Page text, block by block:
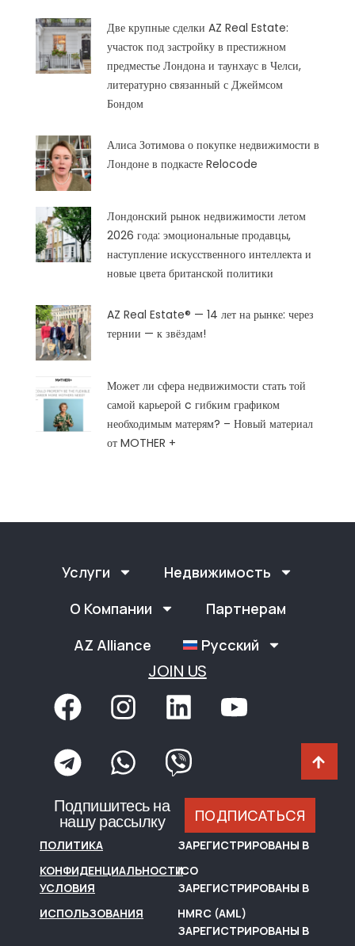
Две крупные сделки AZ Real Estate:
участок под застройку в престижном
предместье Лондона и таунхаус в Челси,
литературно связанный с Джеймсом
Бондом
Алиса Зотимова о покупке недвижимости в
Лондоне в подкасте Relocode
Лондонский рынок недвижимости летом
2026 года: эмоциональные продавцы,
наступление искусственного интеллекта и
новые цвета британской политики
AZ Real Estate® — 14 лет на рынке: через
тернии — к звёздам!
Может ли сфера недвижимости стать той
самой карьерой c гибким графиком
необходимым матерям? – Новый материал
от MOTHER +
Услуги
Недвижимость
О Компании
Партнерам
AZ Alliance
Русский
JOIN US
Подпишитесь на
нашу рассылку ПОДПИСАТЬСЯ
ПОЛИТИКА
КОНФИДЕНЦИАЛЬНОСТИ
УСЛОВИЯ
ИСПОЛЬЗОВАНИЯ
ЗАРЕГИСТРИРОВАНЫ В
ICO
ЗАРЕГИСТРИРОВАНЫ В
HMRC (AML)
ЗАРЕГИСТРИРОВАНЫ В